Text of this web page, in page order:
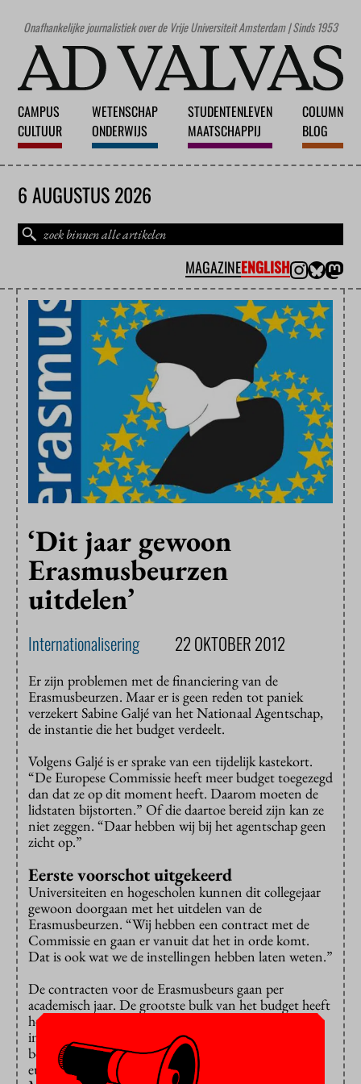
Onafhankelijke journalistiek over de Vrije Universiteit Amsterdam | Sinds 1953
CAMPUS
CULTUUR
WETENSCHAP
ONDERWIJS
STUDENTENLEVEN
MAATSCHAPPIJ
COLUMN
BLOG
6 AUGUSTUS 2026
MAGAZINEENGLISH
‘Dit jaar gewoon
Erasmusbeurzen
uitdelen’
Internationalisering 22 OKTOBER 2012
Er zijn problemen met de financiering van de
Erasmusbeurzen. Maar er is geen reden tot paniek
verzekert Sabine Galjé van het Nationaal Agentschap,
de instantie die het budget verdeelt.
Volgens Galjé is er sprake van een tijdelijk kastekort.
“De Europese Commissie heeft meer budget toegezegd
dan dat ze op dit moment heeft. Daarom moeten de
lidstaten bijstorten.” Of die daartoe bereid zijn kan ze
niet zeggen. “Daar hebben wij bij het agentschap geen
zicht op.”
Eerste voorschot uitgekeerd
Universiteiten en hogescholen kunnen dit collegejaar
gewoon doorgaan met het uitdelen van de
Erasmusbeurzen. “Wij hebben een contract met de
Commissie en gaan er vanuit dat het in orde komt.
Dat is ook wat we de instellingen hebben laten weten.”
De contracten voor de Erasmusbeurs gaan per
academisch jaar. De grootste bulk van het budget heeft
het agentschap al ontvangen. Het eerste voorschot is
inmiddels aan de instellingen uitgekeerd. Galjé: “Voor
beide semesters gaat het in totaal om dertien miljoen
euro waarvan we al zeventig procent binnen hebben.